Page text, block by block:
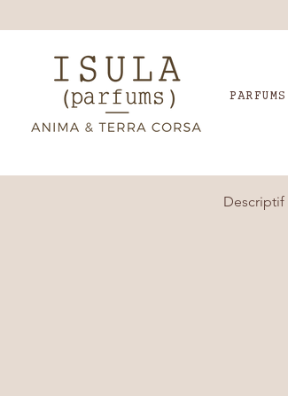
PARFUMS
Descriptif